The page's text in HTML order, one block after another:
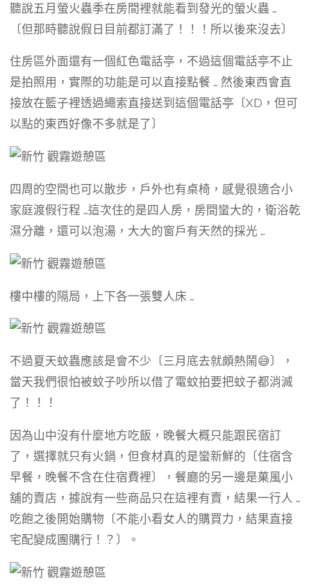
聽說五月螢火蟲季在房間裡就能看到發光的螢火蟲 …
〔但那時聽說假日目前都訂滿了！！！所以後來沒去〕
住房區外面還有一個紅色電話亭，不過這個電話亭不止
是拍照用，實際的功能是可以直接點餐 … 然後東西會直
接放在籃子裡透過繩索直接送到這個電話亭〔XD，但可
以點的東西好像不多就是了〕
四周的空間也可以散步，戶外也有桌椅，感覺很適合小
家庭渡假行程 …這次住的是四人房，房間蠻大的，衛浴乾
濕分離，還可以泡湯，大大的窗戶有天然的採光 …
樓中樓的隔局，上下各一張雙人床 …
不過夏天蚊蟲應該是會不少〔三月底去就頗熱鬧😅〕，
當天我們很怕被蚊子吵所以借了電蚊拍要把蚊子都消滅
了！！！
因為山中沒有什麼地方吃飯，晚餐大概只能跟民宿訂
了，選擇就只有火鍋，但食材真的是蠻新鮮的〔住宿含
早餐，晚餐不含在住宿費裡〕，餐廳的另一邊是菓風小
舖的賣店，據說有一些商品只在這裡有賣，結果一行人 …
吃飽之後開始購物〔不能小看女人的購買力，結果直接
宅配變成團購行！？〕。